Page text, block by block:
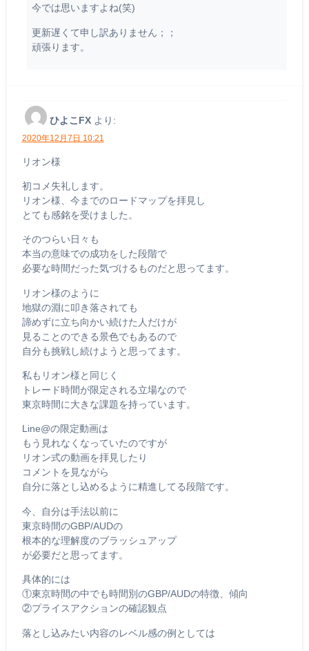
今では思いますよね(笑)
更新遅くて申し訳ありません；；
頑張ります。
ひよこFX より:
2020年12月7日 10:21
リオン様
初コメ失礼します。
リオン様、今までのロードマップを拝見し
とても感銘を受けました。
そのつらい日々も
本当の意味での成功をした段階で
必要な時間だった気づけるものだと思ってます。
リオン様のように
地獄の淵に叩き落されても
諦めずに立ち向かい続けた人だけが
見ることのできる景色でもあるので
自分も挑戦し続けようと思ってます。
私もリオン様と同じく
トレード時間が限定される立場なので
東京時間に大きな課題を持っています。
Line@の限定動画は
もう見れなくなっていたのですが
リオン式の動画を拝見したり
コメントを見ながら
自分に落とし込めるように精進してる段階です。
今、自分は手法以前に
東京時間のGBP/AUDの
根本的な理解度のブラッシュアップ
が必要だと思ってます。
具体的には
①東京時間の中でも時間別のGBP/AUDの特徴、傾向
②プライスアクションの確認観点
落とし込みたい内容のレベル感の例としては